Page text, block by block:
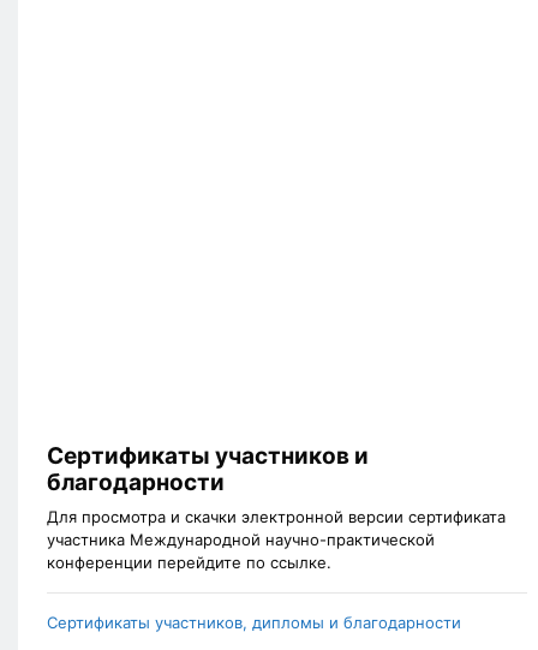
Сертификаты участников и
благодарности
Для просмотра и скачки электронной версии сертификата
участника Международной научно-практической
конференции перейдите по ссылке.
Сертификаты участников, дипломы и благодарности